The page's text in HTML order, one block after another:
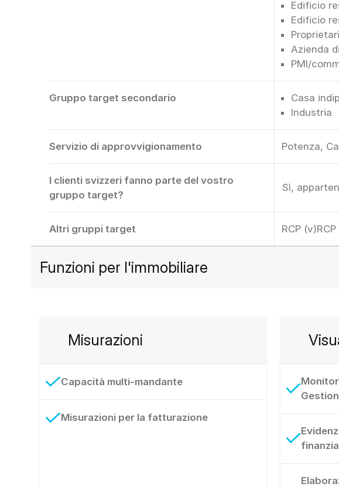
Edificio
Edificio
Azienda
PMI/
Gruppo target secondario
Casa
Industria
Servizio di approvvigionamento Potenza,
I clienti svizzeri fanno parte del vostro
gruppo target?
Sì,
Altri gruppi target RCP (v)RCP
Funzioni per l'immobiliare
Misurazioni
Capacità multi-mandante
Misurazioni per la fatturazione